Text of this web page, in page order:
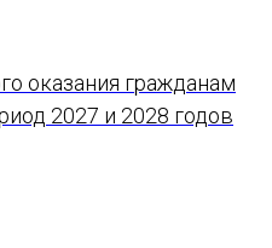
оказания гражданам
2027 и 2028 годов